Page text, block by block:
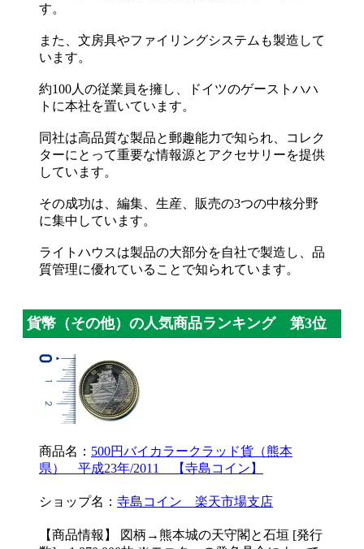
す。
また、文房具やファイリングシステムも製造して
います。
約100人の従業員を擁し、ドイツのゲーストハハ
トに本社を置いています。
同社は高品質な製品と郵趣能力で知られ、コレク
ターにとって重要な情報源とアクセサリーを提供
しています。
その成功は、編集、生産、販売の3つの中核分野
に集中しています。
ライトハウスは製品の大部分を自社で製造し、品
質管理に優れていることで知られています。
貨幣（その他）の人気商品ランキング 第3位
商品名： 500円バイカラークラッド貨（熊本
県） 平成23年/2011 【寺島コイン】
ショップ名： 寺島コイン 楽天市場支店
【商品情報】 図柄→熊本城の天守閣と石垣 [発行